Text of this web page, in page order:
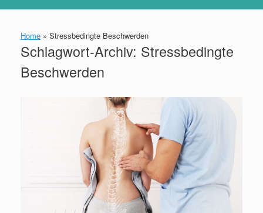
Home » Stressbedingte Beschwerden
Schlagwort-Archiv: Stressbedingte
Beschwerden